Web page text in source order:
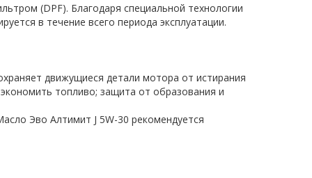
(DPF). Благодаря специальной технологии
в течение всего периода эксплуатации.
движущиеся детали мотора от истирания
топливо; защита от образования и
Эво Алтимит J 5W-30 рекомендуется